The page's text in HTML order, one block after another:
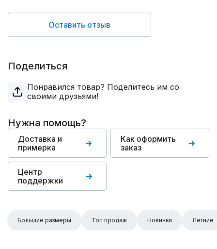
Оставить отзыв
Поделиться
Понравился товар? Поделитесь им со
своими друзьями!
Нужна помощь?
Доставка и
примерка
Как оформить
заказ
Центр
поддержки
Большие размеры Топ продаж Новинки Летние